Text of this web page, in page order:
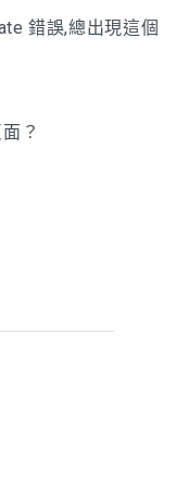
錯誤,總出現這個
？